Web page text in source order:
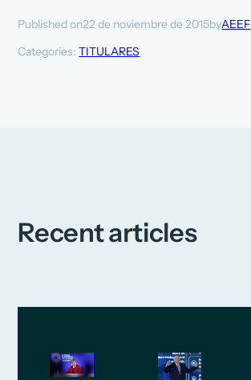
Published on22 de noviembre de 2015byAEEF
Categories:TITULARES
Recent articles